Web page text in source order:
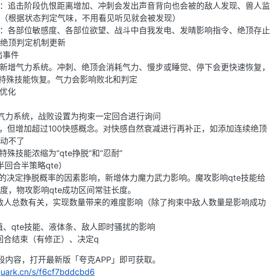
追击阶段仇恨距离增加、冲刺会发出声音背向也会被的敌人发现、兽人监
根据状态判定气味，不用看见听见就会被发现）
各部位敏感度、各部位欲望、战斗中自我发电、发晴影响指令、绝顶存止
顶判定机制更新
事件
增气力系统。冲刺、绝顶会消耗气力、慢步或睡觉、停下会更快速恢复，
殊技能恢复。气力会影响败北和判定
化
力系统，战败设置为拘束一定回合进行询问
但增加超过100快感概念。对快感自然衰减进行再补正，如添加连续绝顶
不了
殊技能浓缩为“qte挣脱”和“忍耐”
合半策略qte）
决定挣脱概率的因素影响，新增体力魔力武力影响。魔攻影响qte技能给
，物攻影响qte成功区间常驻长度。
总数有关，实现数量带来的难度影响（除了拘束中敌人数量是影响成功
qte技能、液体条、敌人即时骚扰的影响
结束（有修正）、决定q
内容，打开最新版「夸克APP」即可获取。
s/f6cf7bddcbd6